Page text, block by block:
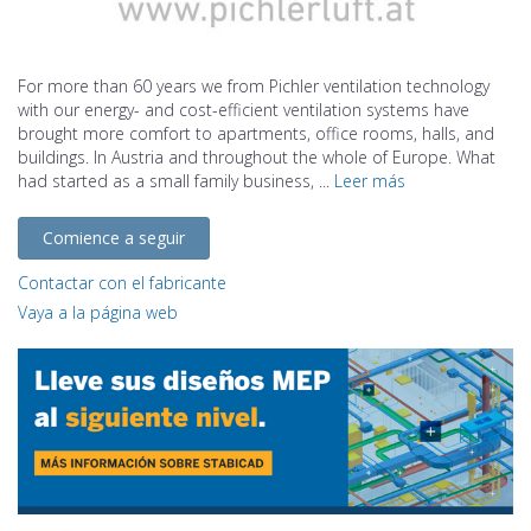
For more than 60 years we from Pichler ventilation technology
with our energy- and cost-efficient ventilation systems have
brought more comfort to apartments, office rooms, halls, and
buildings. In Austria and throughout the whole of Europe. What
had started as a small family business, ... Leer más
Comience a seguir
Contactar con el fabricante
Vaya a la página web